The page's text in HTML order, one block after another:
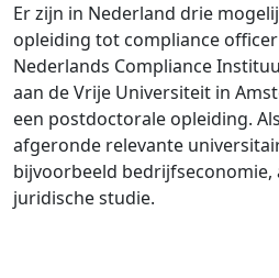
Er zijn in Nederland drie
opleiding tot compliance
Nederlands Compliance
aan de Vrije Universiteit in
een postdoctorale opleiding.
afgeronde relevante
bijvoorbeeld bedrijfseconomie,
juridische studie.